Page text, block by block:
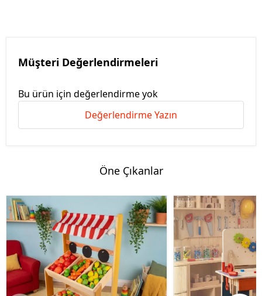
Müşteri Değerlendirmeleri
Bu ürün için değerlendirme yok
Değerlendirme Yazın
Öne Çıkanlar